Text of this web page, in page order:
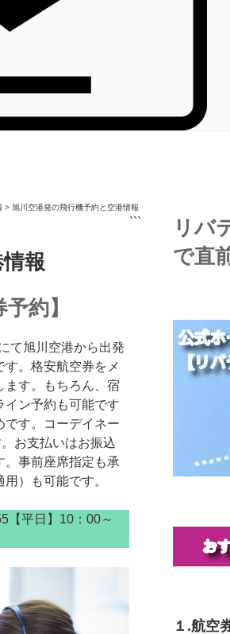
> 旭川空港発の飛行機予約と空港情報
報
約】
て旭川空港から出発
。格安航空券をメ
ます。もちろん、宿
イン予約も可能です
です。コーデイネー
お支払いはお振込
。事前座席指定も承
）も可能です。
【平日】10：00～
リバ
で直
１.航空
```